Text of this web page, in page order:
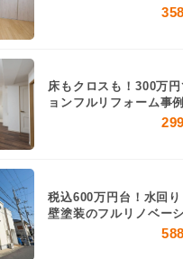
床もクロスも！300万
ョンフルリフォーム事
税込600万円台！水回
壁塗装のフルリノベー